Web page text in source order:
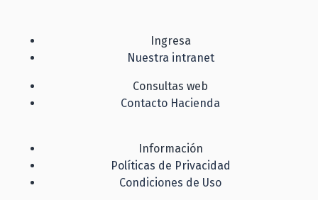
Ingresa
Nuestra intranet
Consultas web
Contacto Hacienda
Información
Políticas de Privacidad
Condiciones de Uso